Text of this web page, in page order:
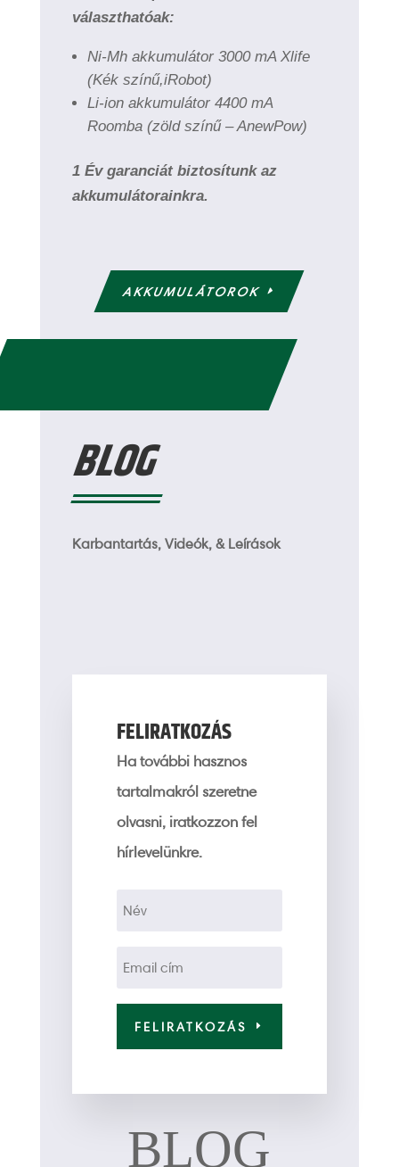
választhatóak:
Ni-Mh akkumulátor 3000 mA Xlife
(Kék színű,iRobot)
Li-ion akkumulátor 4400 mA
Roomba (zöld színű – AnewPow)
1 Év garanciát biztosítunk az
akkumulátorainkra.
AKKUMULÁTOROK
BLOG
Karbantartás, Videók, & Leírások
FELIRATKOZÁS
Ha további hasznos
tartalmakról szeretne
olvasni, iratkozzon fel
hírlevelünkre.
FELIRATKOZÁS
BLOG